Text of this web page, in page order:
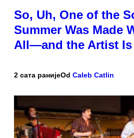
So, Uh, One of the
Summer Was Made
All—and the Artist Is
2 сата ранијеOd Caleb Catlin